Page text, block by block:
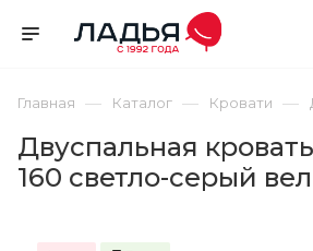
Главная — Каталог — Кровати —
Двуспальная
160 светло-серый